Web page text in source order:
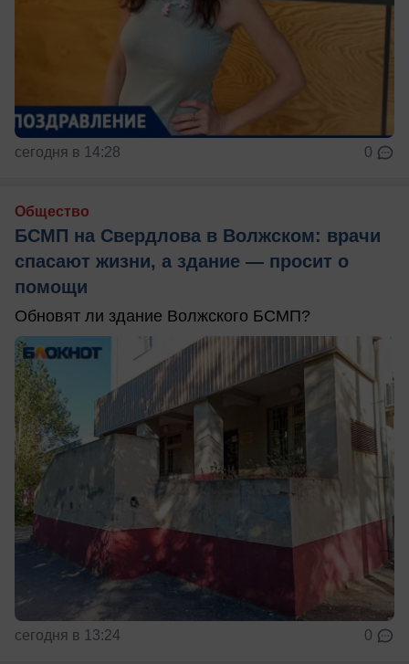
сегодня в 14:28 0
Общество
БСМП на Свердлова в Волжском: врачи
спасают жизни, а здание — просит о
помощи
Обновят ли здание Волжского БСМП?
сегодня в 13:24 0